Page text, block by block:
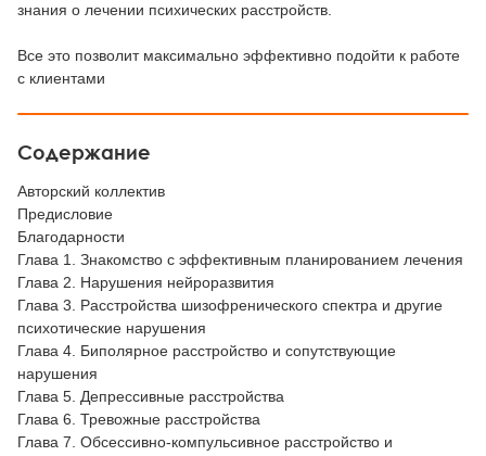
знания о лечении психических расстройств.
Все это позволит максимально эффективно подойти к работе
с клиентами
Содержание
Авторский коллектив
Предисловие
Благодарности
Глава 1. Знакомство с эффективным планированием лечения
Глава 2. Нарушения нейроразвития
Глава 3. Расстройства шизофренического спектра и другие
психотические нарушения
Глава 4. Биполярное расстройство и сопутствующие
нарушения
Глава 5. Депрессивные расстройства
Глава 6. Тревожные расстройства
Глава 7. Обсессивно-компульсивное расстройство и